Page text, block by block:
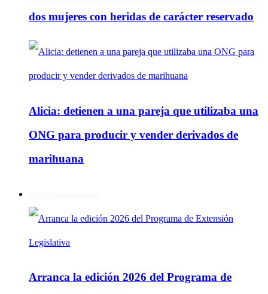
dos mujeres con heridas de carácter reservado
Alicia: detienen a una pareja que utilizaba una
ONG para producir y vender derivados de
marihuana
Arranca la edición 2026 del Programa de